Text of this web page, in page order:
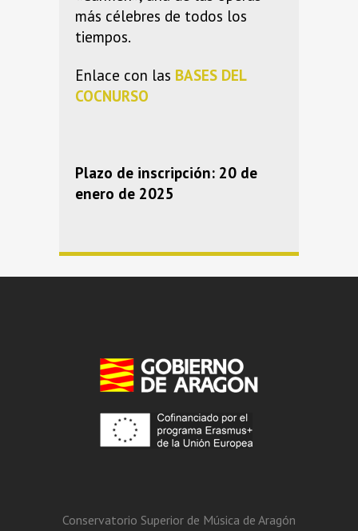
más célebres de todos los
tiempos.
Enlace con las BASES DEL
COCNURSO
Plazo de inscripción: 20 de
enero de 2025
Conservatorio Superior de Música de Aragón